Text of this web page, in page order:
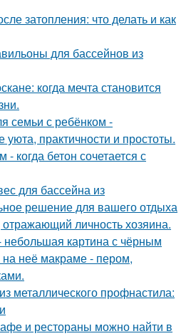
затопления: что делать и как
для бассейнов из
когда мечта становится
семьи с ребёнком -
уюта, практичности и простоты.
когда бетон сочетается с
для бассейна из
решение для вашего отдыха
личность хозяина.
небольшая картина с чёрным
неё макраме - пером,
металлического профнастила:
и рестораны можно найти в